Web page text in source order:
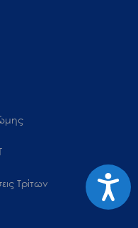
Τρίτων